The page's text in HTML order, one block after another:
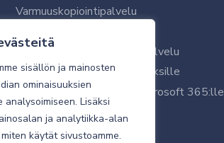
sisällön ja mainosten
ominaisuuksien
analysoimiseen. Lisäksi
ja analytiikka-alan
käytät sivustoamme.
Varmuuskopiointipalvelu
Microsoft 365 -varmistuspalvelu
WithSecure tietoturva yrityksille
WithSecuren tietoturva Microsoft 365:lle
Käyttäjätukipalvelu
Tietoturvakartoitus